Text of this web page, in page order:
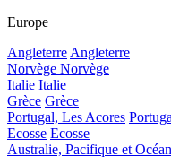
Europe
Angleterre Angleterre
Norvège Norvège
Italie Italie
Grèce Grèce
Portugal, Les Acores
Ecosse Ecosse
Australie, Pacifique et